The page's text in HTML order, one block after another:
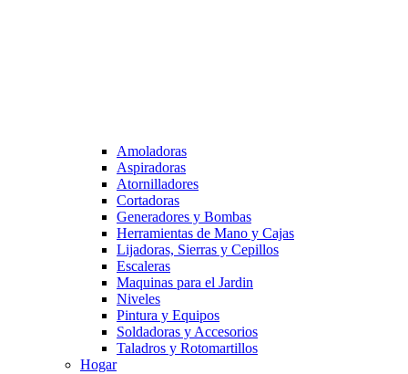
Amoladoras
Aspiradoras
Atornilladores
Cortadoras
Generadores y Bombas
Herramientas de Mano y Cajas
Lijadoras, Sierras y Cepillos
Escaleras
Maquinas para el Jardin
Niveles
Pintura y Equipos
Soldadoras y Accesorios
Taladros y Rotomartillos
Hogar